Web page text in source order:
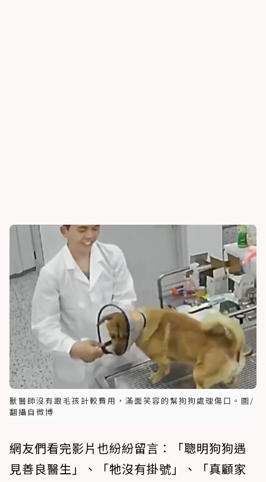
獸醫師沒有跟毛孩計較費用，滿面笑容的幫狗狗處理傷口。圖/
翻攝自微博
網友們看完影片也紛紛留言：「聰明狗狗遇
見善良醫生」、「牠沒有掛號」、「真顧家